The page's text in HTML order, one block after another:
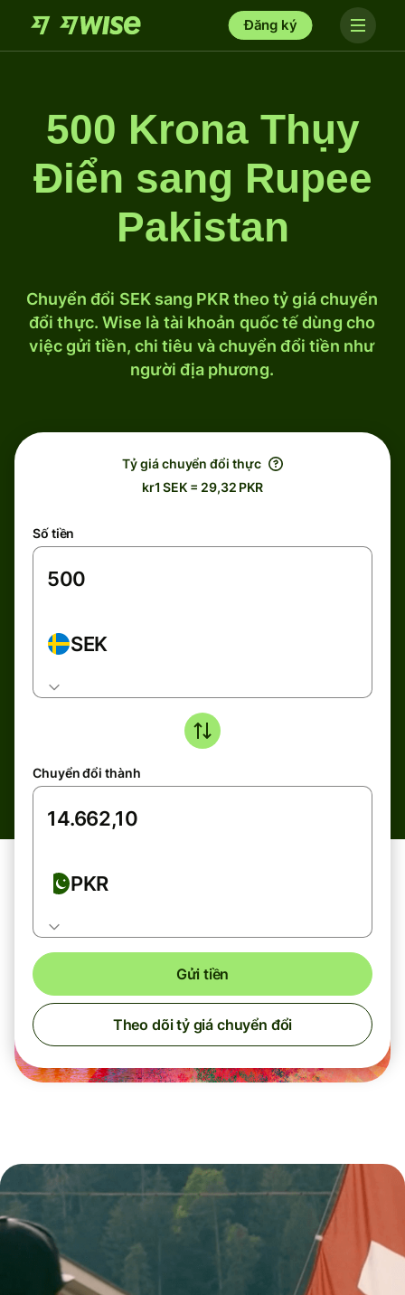
Đăng ký
500 Krona Thụy
Điển sang Rupee
Pakistan
Chuyển đổi SEK sang PKR theo tỷ giá chuyển
đổi thực. Wise là tài khoản quốc tế dùng cho
việc gửi tiền, chi tiêu và chuyển đổi tiền như
người địa phương.
Tỷ giá chuyển đổi thực
kr1 SEK = 29,32 PKR
Số tiền
SEK
Chuyển đổi thành
PKR
Gửi tiền
Theo dõi tỷ giá chuyển đổi